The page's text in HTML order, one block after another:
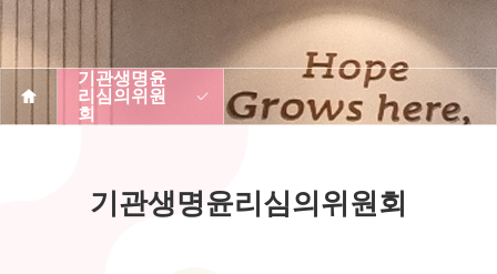
기관생명윤
리심의위원
회
기관생명윤리심의위원회